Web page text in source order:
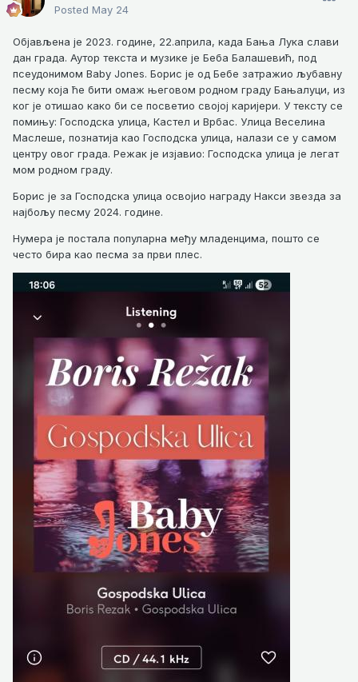
Posted May 24
Објављена је 2023. године, 22.априла, када Бања Лука слави
дан града. Аутор текста и музике је Беба Балашевић, под
псеудонимом Baby Jones. Борис је од Бебе затражио љубавну
песму која ће бити омаж његовом родном граду Бањалуци, из
ког је отишао како би се посветио својој каријери. У тексту се
помињу: Господска улица, Кастел и Врбас. Улица Веселина
Маслеше, познатија као Господска улица, налази се у самом
центру овог града. Режак је изјавио: Господска улица је легат
мом родном граду.
Борис је за Господска улица освојио награду Накси звезда за
најбољу песму 2024. године.
Нумера је постала популарна међу младенцима, пошто се
често бира као песма за први плес.